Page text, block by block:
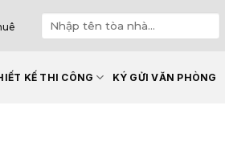
KẾ THI CÔNG KÝ GỬI VĂN PHÒNG